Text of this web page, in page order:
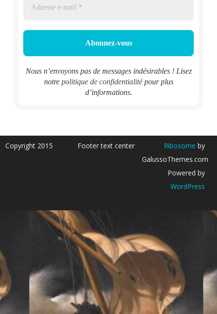
Nous n’envoyons pas de messages indésirables ! Lisez
notre politique de confidentialitépour plus
d’informations.
Copyright 2015 Footer text center Ribosome by
GalussoThemes.com
Powered by
WordPress